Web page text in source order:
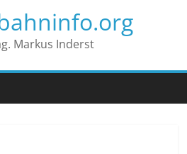
Markus Inderst